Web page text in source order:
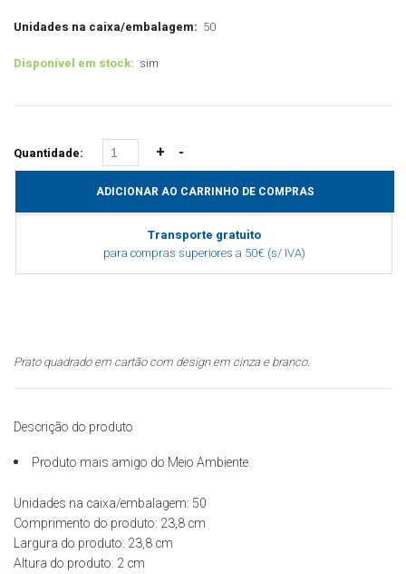
Unidades na caixa/embalagem: 50
Disponível em stock: sim
Quantidade:
Transporte gratuito
para compras superiores a 50€ (s/ IVA)
Prato quadrado em cartão com design em cinza e branco.
Descrição do produto
Produto mais amigo do Meio Ambiente.
Unidades na caixa/embalagem: 50
Comprimento do produto: 23,8cm
Largura do produto: 23,8cm
Altura do produto: 2cm